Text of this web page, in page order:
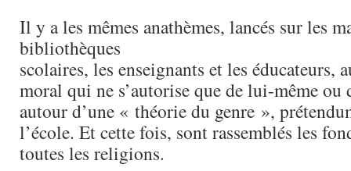
Il y a les mêmes anathèmes, lancés sur les
bibliothèques
scolaires, les enseignants et les éducateurs,
moral qui ne s’autorise que de lui-même ou
autour d’une « théorie du genre »,
l’école. Et cette fois, sont rassemblés les
toutes les religions.